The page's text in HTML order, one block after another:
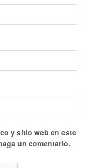
y sitio web en este
un comentario.